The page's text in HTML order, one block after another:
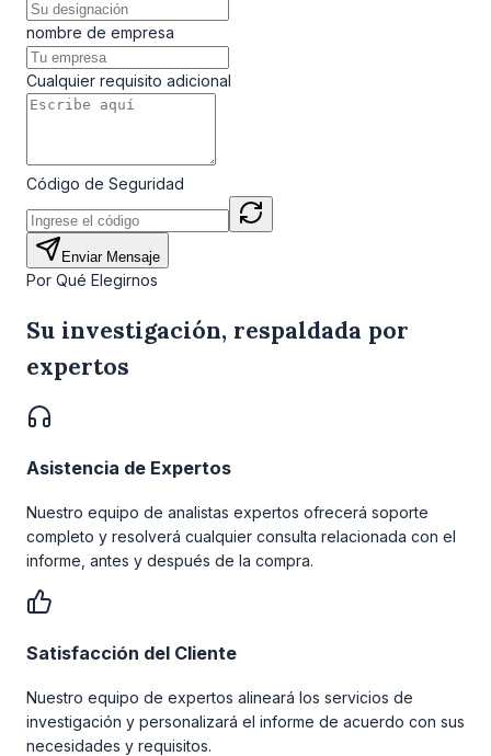
nombre de empresa
Cualquier requisito adicional
Código de Seguridad
Enviar Mensaje
Por Qué Elegirnos
Su investigación, respaldada por
expertos
Asistencia de Expertos
Nuestro equipo de analistas expertos ofrecerá soporte
completo y resolverá cualquier consulta relacionada con el
informe, antes y después de la compra.
Satisfacción del Cliente
Nuestro equipo de expertos alineará los servicios de
investigación y personalizará el informe de acuerdo con sus
necesidades y requisitos.